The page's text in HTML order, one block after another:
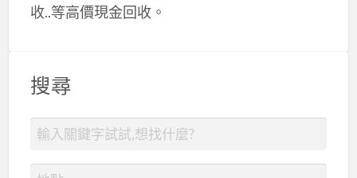
收..等高價現金回收。
搜尋